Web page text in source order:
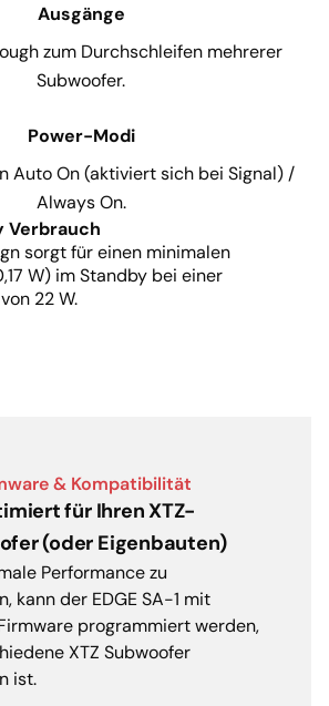
Ausgänge
zum Durchschleifen mehrerer
Subwoofer.
Power-Modi
Auto On (aktiviert sich bei Signal) /
Always On.
Verbrauch
sorgt für einen minimalen
W) im Standby bei einer
22 W.
& Kompatibilität
für Ihren XTZ-
(oder Eigenbauten)
Performance zu
kann der EDGE SA-1 mit
programmiert werden,
XTZ Subwoofer
ist.